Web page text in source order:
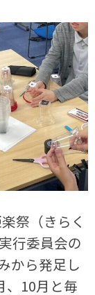
祭（きらく
行委員会の
から発足し
、10月と毎